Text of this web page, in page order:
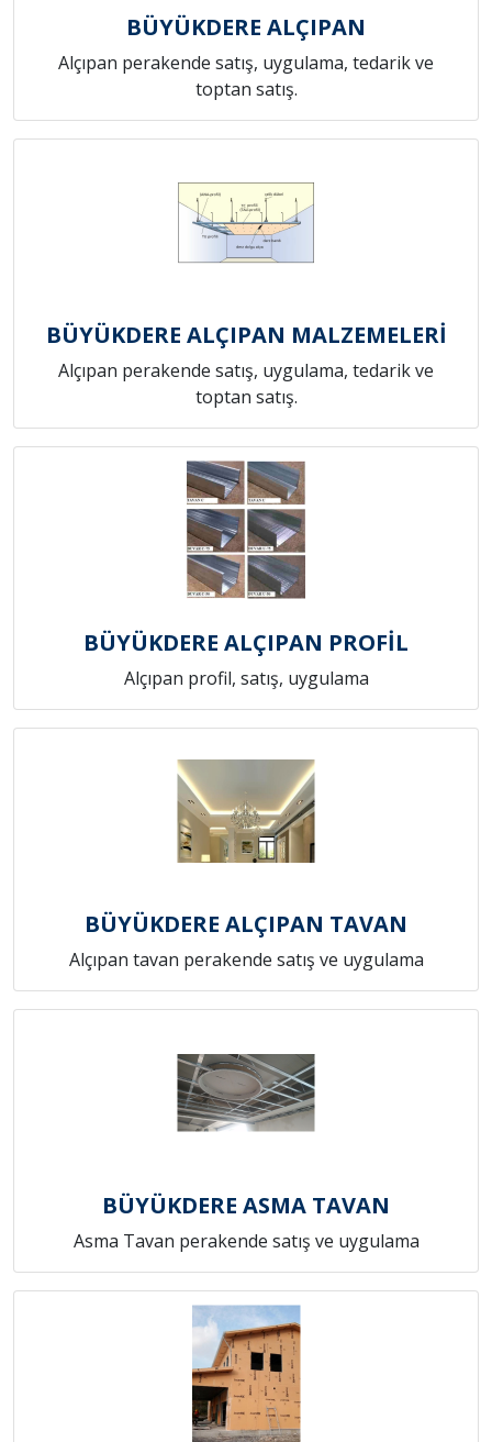
BÜYÜKDERE ALÇIPAN
Alçıpan perakende satış, uygulama, tedarik ve
toptan satış.
BÜYÜKDERE ALÇIPAN MALZEMELERİ
Alçıpan perakende satış, uygulama, tedarik ve
toptan satış.
BÜYÜKDERE ALÇIPAN PROFİL
Alçıpan profil, satış, uygulama
BÜYÜKDERE ALÇIPAN TAVAN
Alçıpan tavan perakende satış ve uygulama
BÜYÜKDERE ASMA TAVAN
Asma Tavan perakende satış ve uygulama